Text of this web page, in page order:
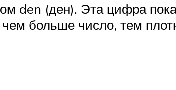
den (ден). Эта цифра
больше число, тем